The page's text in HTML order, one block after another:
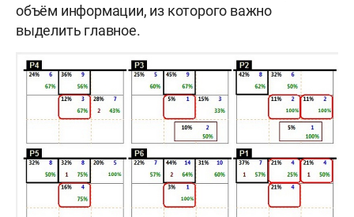
объём информации, из которого важно
выделить главное.